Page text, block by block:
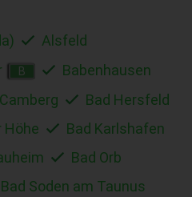
Alsfeld
B
Babenhausen
Bad Hersfeld
Höhe
Bad Karlshafen
Bad Orb
Bad Soden am Taunus